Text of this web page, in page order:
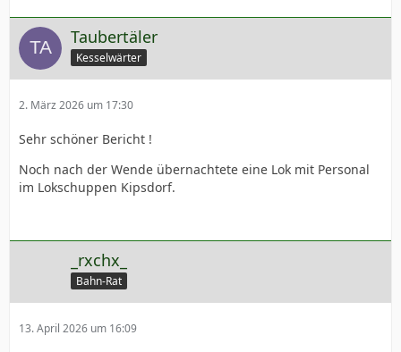
Taubertäler
Kesselwärter
2. März 2026 um 17:30
Sehr schöner Bericht !
Noch nach der Wende übernachtete eine Lok mit Personal
im Lokschuppen Kipsdorf.
_rxchx_
Bahn-Rat
13. April 2026 um 16:09